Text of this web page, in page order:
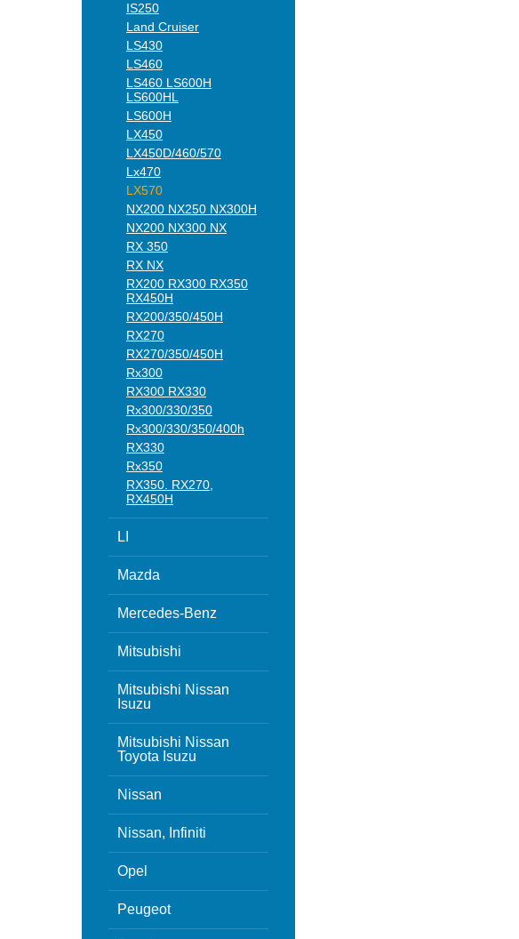
IS250
Land Cruiser
LS430
LS460
LS460 LS600H
LS600HL
LS600H
LX450
LX450D/460/570
Lx470
LX570
NX200 NX250 NX300H
NX200 NX300 NX
RX 350
RX NX
RX200 RX300 RX350
RX450H
RX200/350/450H
RX270
RX270/350/450H
Rx300
RX300 RX330
Rx300/330/350
Rx300/330/350/400h
RX330
Rx350
RX350. RX270,
RX450H
LI
Mazda
Mercedes-Benz
Mitsubishi
Mitsubishi Nissan
Isuzu
Mitsubishi Nissan
Toyota Isuzu
Nissan
Nissan, Infiniti
Opel
Peugeot